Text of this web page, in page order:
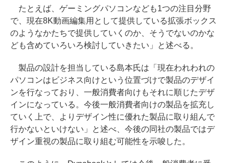
たとえば、ゲーミングパソコンなども1つの注目分野
で、現在8K動画編集用として提供している拡張ボックス
のようなかたちで提供していくのか、そうでないのかな
ども含めていろいろ検討していきたい」と述べる。
製品の設計を担当している島本氏は「現在われわれの
パソコンはビジネス向けという位置づけで製品のデザイ
ンを行なっており、一般消費者向けもそれに順じたデザ
インになっている。今後一般消費者向けの製品を拡充し
ていく上で、よりデザイン性に優れた製品に取り組んで
行かないといけない」と述べ、今後の同社の製品ではデ
ザイン重視の製品に取り組む可能性を示唆した。